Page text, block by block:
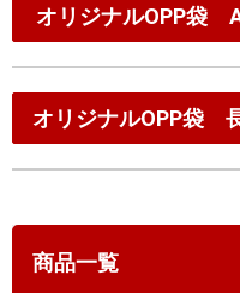
オリジナルOPP袋
オリジナルOPP袋
商品一覧